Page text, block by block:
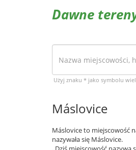
Dawne
Użyj znaku * jako symbolu
Máslovice
Máslovice to miejscowość
nazywała się Máslovice.